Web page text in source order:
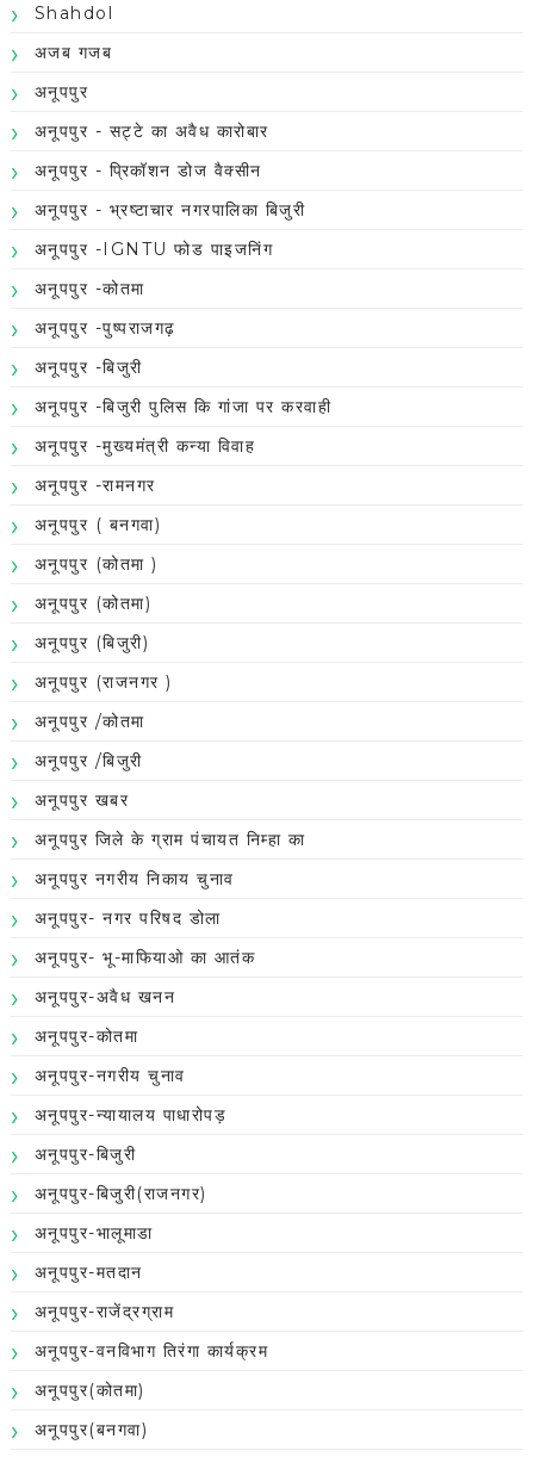
Shahdol
अजब गजब
अनूपपुर
अनूपपुर - सट्टे का अवैध कारोबार
अनूपपुर - प्रिकॉशन डोज वैक्सीन
अनूपपुर - भ्रष्टाचार नगरपालिका बिजुरी
अनूपपुर -IGNTU फोड पाइजनिंग
अनूपपुर -कोतमा
अनूपपुर -पुष्पराजगढ़
अनूपपुर -बिजुरी
अनूपपुर -बिजुरी पुलिस कि गांजा पर करवाही
अनूपपुर -मुख्यमंत्री कन्या विवाह
अनूपपुर -रामनगर
अनूपपुर ( बनगवा)
अनूपपुर (कोतमा )
अनूपपुर (कोतमा)
अनूपपुर (बिजुरी)
अनूपपुर (राजनगर )
अनूपपुर /कोतमा
अनूपपुर /बिजुरी
अनूपपुर खबर
अनूपपुर जिले के ग्राम पंचायत निम्हा का
अनूपपुर नगरीय निकाय चुनाव
अनूपपुर- नगर परिषद डोला
अनूपपुर- भू-माफियाओ का आतंक
अनूपपुर-अवैध खनन
अनूपपुर-कोतमा
अनूपपुर-नगरीय चुनाव
अनूपपुर-न्यायालय पाधारोपड़
अनूपपुर-बिजुरी
अनूपपुर-बिजुरी(राजनगर)
अनूपपुर-भालूमाडा
अनूपपुर-मतदान
अनूपपुर-राजेंद्रग्राम
अनूपपुर-वनविभाग तिरंगा कार्यक्रम
अनूपपुर(कोतमा)
अनूपपुर(बनगवा)